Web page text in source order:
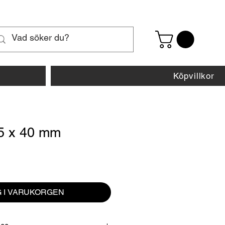
Köpvillkor
x 40 mm
I VARUKORGEN